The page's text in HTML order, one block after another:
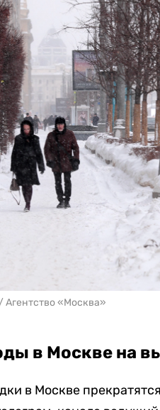
Агентство «Москва»
в Москве на
в Москве